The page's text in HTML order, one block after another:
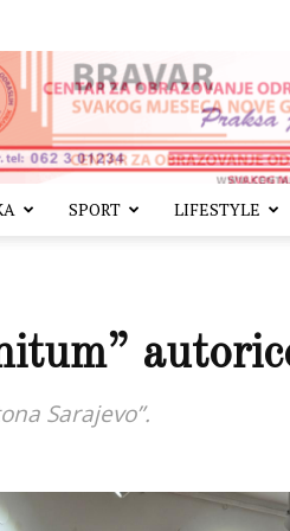
SPORT LIFESTYLE
Sarajevo”.